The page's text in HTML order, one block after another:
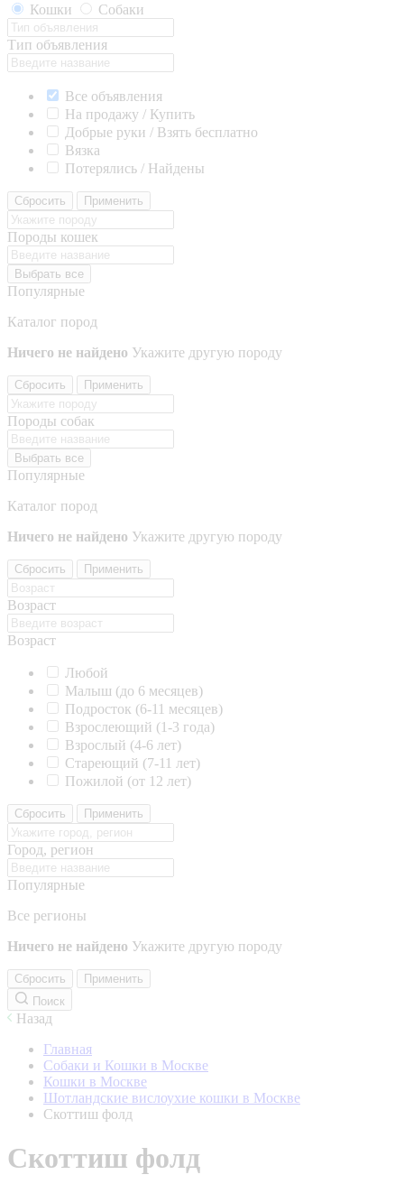
Кошки
Собаки
Тип объявления
Все объявления
На продажу / Купить
Добрые руки / Взять бесплатно
Вязка
Потерялись / Найдены
Сбросить Применить
Породы кошек
Выбрать все
Популярные
Каталог пород
Ничего не найдено Укажите другую породу
Сбросить Применить
Породы собак
Выбрать все
Популярные
Каталог пород
Ничего не найдено Укажите другую породу
Сбросить Применить
Возраст
Возраст
Любой
Малыш (до 6 месяцев)
Подросток (6-11 месяцев)
Взрослеющий (1-3 года)
Взрослый (4-6 лет)
Стареющий (7-11 лет)
Пожилой (от 12 лет)
Сбросить Применить
Город, регион
Популярные
Все регионы
Ничего не найдено Укажите другую породу
Сбросить
Применить
Поиск
Назад
Главная
Собаки и Кошки в Москве
Кошки в Москве
Шотландские вислоухие кошки в Москве
Скоттиш фолд
Скоттиш фолд